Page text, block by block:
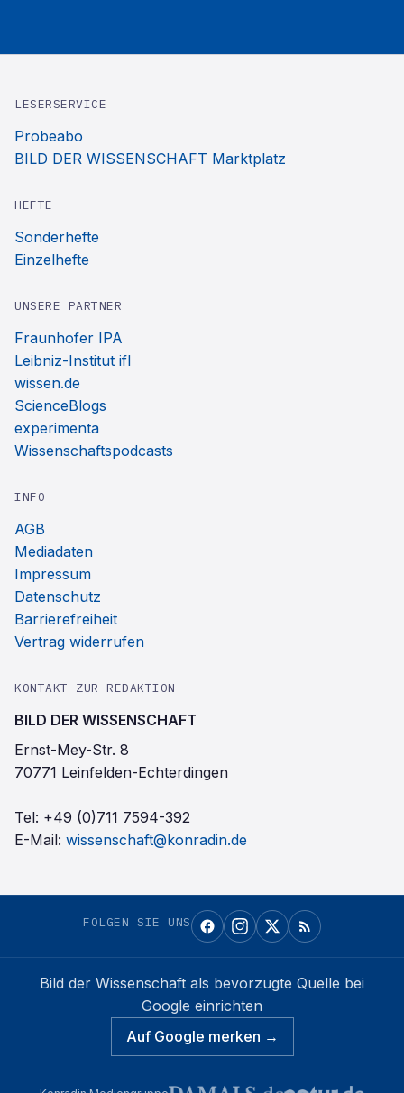
LESERSERVICE
Probeabo
BILD DER WISSENSCHAFT Marktplatz
HEFTE
Sonderhefte
Einzelhefte
UNSERE PARTNER
Fraunhofer IPA
Leibniz-Institut ifl
wissen.de
ScienceBlogs
experimenta
Wissenschaftspodcasts
INFO
AGB
Mediadaten
Impressum
Datenschutz
Barrierefreiheit
Vertrag widerrufen
KONTAKT ZUR REDAKTION
BILD DER WISSENSCHAFT
Ernst-Mey-Str. 8
70771 Leinfelden-Echterdingen
Tel: +49 (0)711 7594-392
E-Mail: wissenschaft@konradin.de
FOLGEN SIE UNS
Bild der Wissenschaft als bevorzugte Quelle bei
Google einrichten
Auf Google merken →